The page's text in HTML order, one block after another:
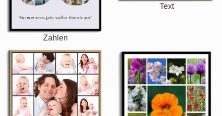
Zahlen
Text